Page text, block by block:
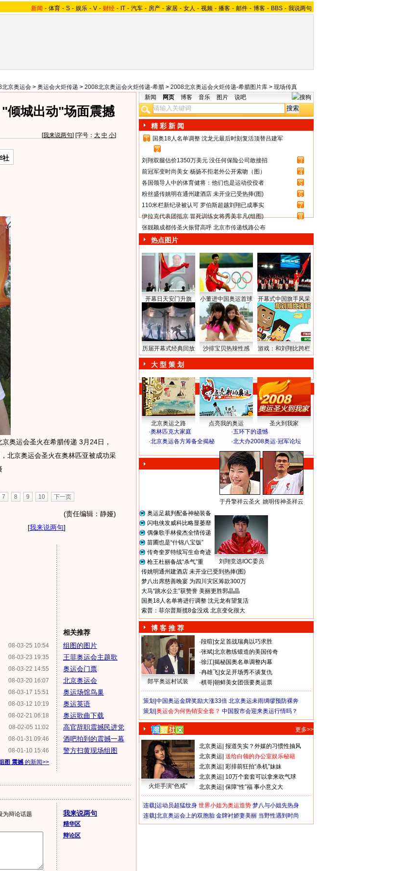
新闻 - 体育 - S - 娱乐 - V - 财经 - IT - 汽车 - 房产 - 家居 - 女人 - 视频 - 播客 - 邮件 - 博客 - BBS - 我说两句
北京奥运会 > 奥运会火炬传递 > 2008北京奥运会火炬传递-希腊 > 2008北京奥运会火炬传递-希腊图片库 > 现场传真
倾城出动"场面震撼
[我来说两句] [字号： 大 中 小]
社
运会圣火在希腊传递 3月24日，
北京奥运会圣火在奥林匹亚被成功采
7 8 9 10 下一页
(责任编辑：静娅)
[我来说两句]
08-03-25 10:54
08-03-23 19:35
08-03-22 14:55
08-03-20 16:07
08-03-17 15:51
08-03-12 10:19
08-02-21 06:18
08-02-05 11:02
08-01-31 09:46
08-01-10 15:46
图 震撼 的新闻>>
相关推荐
组图的图片
王菲奥运会主题歌
奥运会门票
北京奥运会
奥运场馆鸟巢
奥运英语
奥运歌曲下载
高官辞职震撼民进党
酒吧拍到的震撼一幕
警方扫黄现场组图
为辩论话题
我来说两句
精华区
辩论区
新闻 网页 博客 音乐 图片 说吧
精 彩 新 闻
1
国奥18人名单调整 沈龙元最后时刻复活顶替吕建军
2
刘翔双腿估价1350万美元 没任何保险公司敢接招
3
前冠军变时尚美女 杨扬不拒老外公开索吻（图）
4
各国领导人中的体育健将：他们也是运动佼佼者
5
粉丝盛传姚明在通州建酒店 未开业已受热捧(图)
6
110米栏新纪录被认可 罗伯斯超越刘翔已成事实
7
伊拉克代表团抵京 冒死训练女将秀美非凡(组图)
8
张靓颖成都传圣火振臂高呼 北京市传递线路公布
热点图片
开幕日天安门升旗 小董进中国奥运首球 开幕式中国旗手风采
历届开幕式经典回放 沙排宝贝热辣性感 游戏：和刘翔比跨栏
大 型 策 划
北京奥运之路 点亮我的奥运
圣火到我家
·奥林匹克大家庭 ·五环下的遗憾
·北京奥运各方筹备全揭秘 ·北大办2008奥运·冠军论坛
于丹擎祥云圣火 姚明传神圣祥云
奥运足裁判配备神秘装备
闪电侠发威科比略显萎靡
偶像歌手林俊杰全情传递
苗圃也是“什锦八宝饭”
传奇奎罗特续写生命奇迹
枪王杜丽备战“杀气”重
刘翔竞选IOC委员
传姚明通州建酒店 未开业已受到热捧(图)
梦八出席慈善晚宴 为四川灾区筹款300万
大马“跳水公主”获赞誉 美丽更胜郭晶晶
国奥18人名单将进行调整 沈元龙有望复活
索普：菲尔普斯揽8金没戏 北京变化很大
博 客 推 荐
郎平奥运村试装
·段暄 女足首战瑞典以巧求胜
·张斌 北京教练锻造的美国传奇
·徐江 揭秘国奥名单调整内幕
·冉雄飞 女足开场秀不谈复仇
·棋哥 朝鲜美女团强要奥运票
策划| 中国奥运金牌奖励大涨33倍 北京奥运未雨绸缪预防裸奔
策划| 奥运会为何热销安全套？ 中国股市会迎来奥运行情吗？
更多>>
火炬手演“色戒”
北京奥运 报道失实？外媒的习惯性抽风
北京奥运 送给白领的办公室娱乐秘籍
北京奥运 彩排前狂拍“杀机”妹妹
北京奥运 10万个套套可以拿来吹气球
北京奥运 保障“性”福 事小意义大
连载| 运动员超猛纹身 世界小姐为奥运造势 梦八与小姐先热身
连载| 北京奥运会上的双胞胎 金牌衬娇妻美丽 当野性遇到时尚